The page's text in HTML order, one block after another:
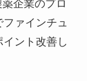
企業のプロ
ァインチュ
ント改善し